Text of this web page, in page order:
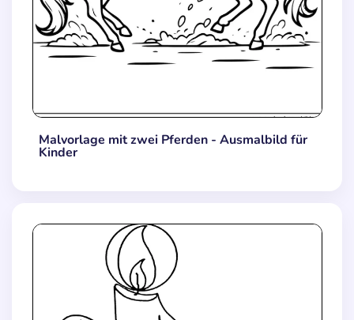
Malvorlage mit zwei Pferden - Ausmalbild für
Kinder